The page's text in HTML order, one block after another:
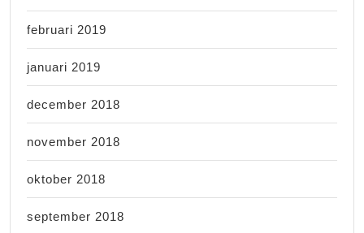
februari 2019
januari 2019
december 2018
november 2018
oktober 2018
september 2018